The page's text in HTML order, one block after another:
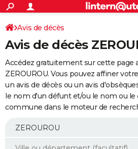
ACTUALITÉS
Politique
Société
Faits Divers
Education
Monde
Villes
+
SPORT
Coupe du monde 2026
Football
Tennis
Cyclisme
Rugby
Forum
Programme TV
TNT
Streaming
Cinéma
Sorties cinéma
Musique
+
FINANCE
Impôts
Immobilier
Risques naturels par ville
Banque
Assurance
Crédit
AUTO
Essais
Réserver un essai
Citadines
Berlines
SUV
Forum auto
+
Mobiles
Meilleur smartphone
Internet
Ordinateurs
Jeux vidéo
Guide high-tech
Avis de décès
Avis de décès
Accédez gratuitement sur cette page
ZEROUROU. Vous pouvez affiner
un avis de décès ou un avis
le nom d'un défunt et/ou le nom ou le
commune dans le moteur de